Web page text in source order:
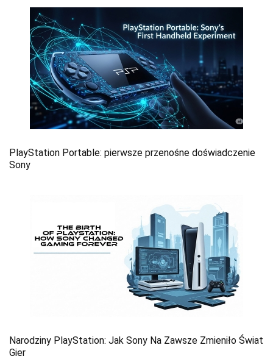
PlayStation Portable: pierwsze przenośne doświadczenie
Sony
Narodziny PlayStation: Jak Sony Na Zawsze Zmieniło Świat
Gier